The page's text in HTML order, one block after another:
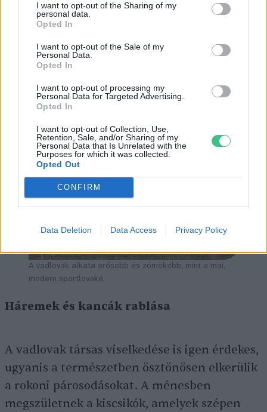
I want to opt-out of the Sharing of my
personal data.
Opted In
I want to opt-out of the Sale of my
Personal Data.
Opted In
I want to opt-out of processing my
Personal Data for Targeted Advertising.
Opted In
I want to opt-out of Collection, Use,
Retention, Sale, and/or Sharing of my
Personal Data that Is Unrelated with the
Purposes for which it was collected.
Opted Out
CONFIRM
Data Deletion Data Access Privacy Policy
évről évre levedlik, így az nem tud olyan
patájukat sem kovács körmöli, hanem
folyamatosan, kagylósan elválik a lenőtt rész,
amelyet aztán a ló a száraz, kemény talajon
menet közben lever és elhagy.
A vadlovak alkata erősebb és zömökebb, mint a mai,
modern sportlovaké.
Háremek és kancák rablása
A vadlovak társas viselkedése is igen érdekes,
ugyanis a természetben ösztönösen elkerülik
a rokoni párosodásokat. A ménesben
megszületnek a kiscsikók, amelyek szépen